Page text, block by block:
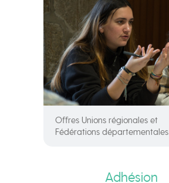
Offres Unions régionales et
Fédérations départementales
Adhésion